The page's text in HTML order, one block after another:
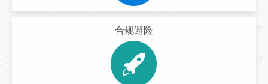
合规避险